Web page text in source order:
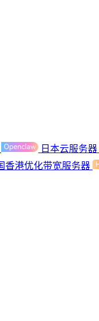
日本云服务器
香港优化带宽服务器